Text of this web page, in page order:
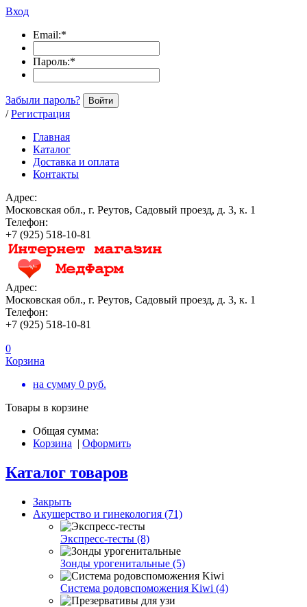
Вход
Email:*
Пароль:*
Забыли пароль? Войти
/ Регистрация
Главная
Каталог
Доставка и оплата
Контакты
Адрес:
Московская обл., г. Реутов, Садовый проезд, д. 3, к. 1
Телефон:
+7 (925) 518-10-81
Адрес:
Московская обл., г. Реутов, Садовый проезд, д. 3, к. 1
Телефон:
+7 (925) 518-10-81
0
Корзина
на сумму 0 руб.
Товары в корзине
Общая сумма:
Корзина | Оформить
Каталог товаров
Закрыть
Акушерство и гинекология (71)
Экспресс-тесты (8)
Зонды урогенитальные (5)
Система родовспоможения Kiwi (4)